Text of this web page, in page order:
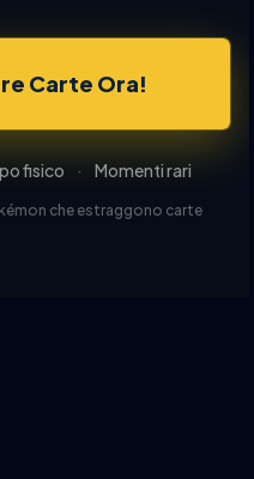
Carte Ora!
fisico · Momenti rari
che estraggono carte